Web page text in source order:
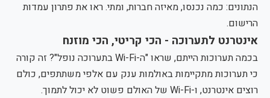
הנתונים: כמה נכנסו, מאיזה חברות, ומתי.ראו את פתרון עמדות
הרישום.
אינטרנט לתערוכה - הכי קריטי, הכי מוזנח
בכמה תערוכות הייתם, שראו "ה-Wi-Fi בתערוכה נופל"? זה קורה
כי תערוכות מתקיימות באולמות ענק עם אלפי משתתפים, כולם
רוצים אינטרנט, ו-Wi-Fi של האולם פשוט לא יכול לתמוך.